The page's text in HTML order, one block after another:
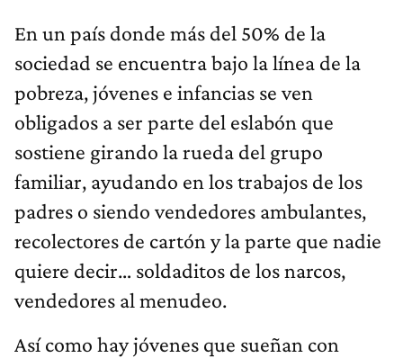
En un país donde más del 50% de la
sociedad se encuentra bajo la línea de la
pobreza, jóvenes e infancias se ven
obligados a ser parte del eslabón que
sostiene girando la rueda del grupo
familiar, ayudando en los trabajos de los
padres o siendo vendedores ambulantes,
recolectores de cartón y la parte que nadie
quiere decir… soldaditos de los narcos,
vendedores al menudeo.
Así como hay jóvenes que sueñan con